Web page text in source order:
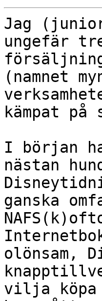
Jag
ungefär
(namnet
kämpat
I början
nästan
ganska
olönsam,
vilja köpa